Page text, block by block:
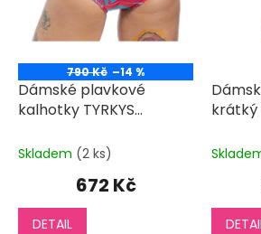
790 Kč –14 %
Dámské plavkové
kalhotky TYRKYS
Skladem (2 ks)
672 Kč
DETAIL
krátký